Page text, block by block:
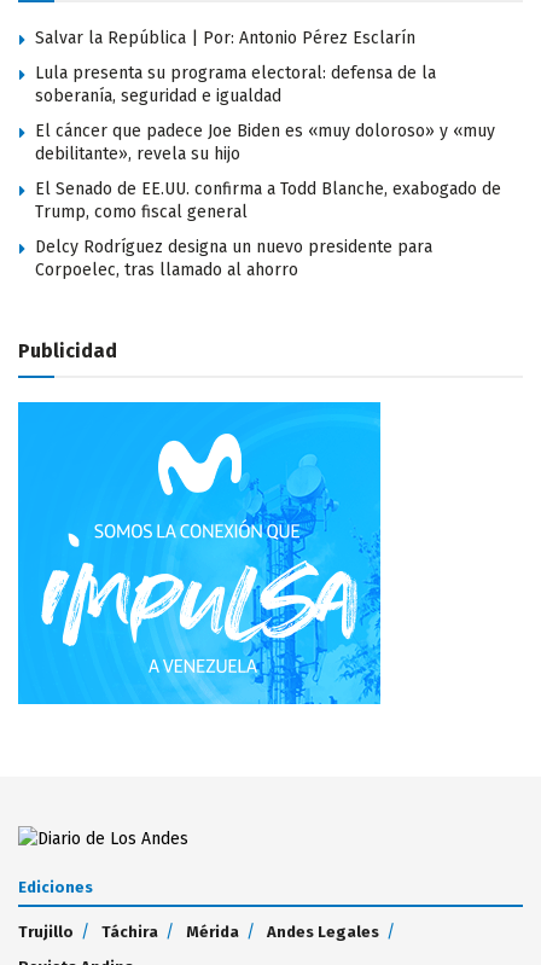
Salvar la República | Por: Antonio Pérez Esclarín
Lula presenta su programa electoral: defensa de la
soberanía, seguridad e igualdad
El cáncer que padece Joe Biden es «muy doloroso» y «muy
debilitante», revela su hijo
El Senado de EE.UU. confirma a Todd Blanche, exabogado de
Trump, como fiscal general
Delcy Rodríguez designa un nuevo presidente para
Corpoelec, tras llamado al ahorro
Publicidad
Ediciones
Trujillo Táchira Mérida
Andes Legales